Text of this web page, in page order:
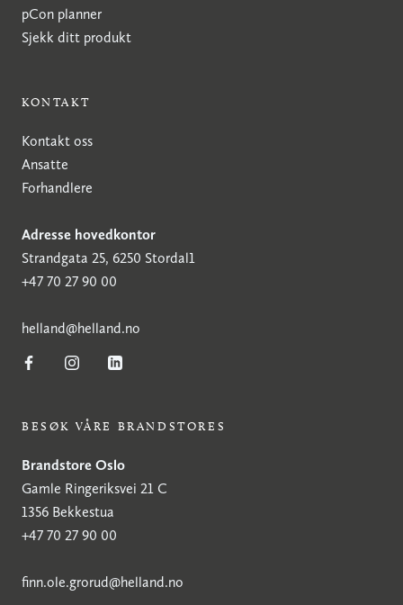
pCon planner
Sjekk ditt produkt
KONTAKT
Kontakt oss
Ansatte
Forhandlere
Adresse hovedkontor
Strandgata 25, 6250 Stordal1
+47 70 27 90 00
helland@helland.no
BESØK VÅRE BRANDSTORES
Brandstore Oslo
Gamle Ringeriksvei 21 C
1356 Bekkestua
+47 70 27 90 00
finn.ole.grorud@helland.no